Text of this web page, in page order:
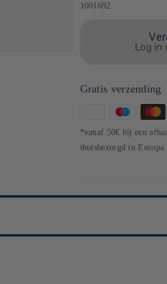
SKU:
1001692
Log
Gratis verzending
Betaalmethoden
*vanaf 50€ bij een
thuisbezorgd in Europa